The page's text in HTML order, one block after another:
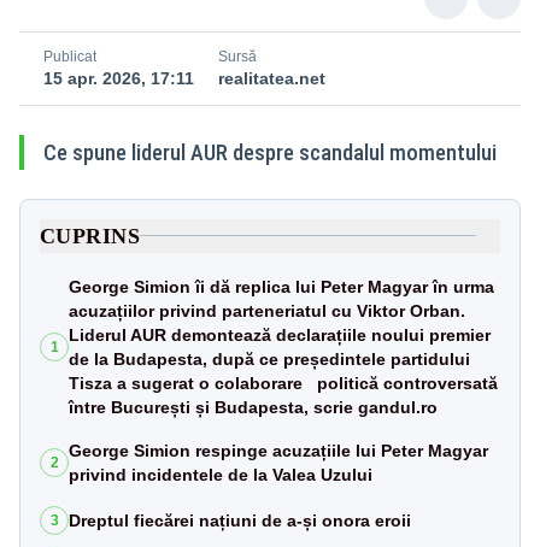
Publicat
15 apr. 2026, 17:11
Sursă
realitatea.net
Ce spune liderul AUR despre scandalul momentului
CUPRINS
1
George Simion îi dă replica lui Peter Magyar în urma
acuzațiilor privind parteneriatul cu Viktor Orban.
Liderul AUR demontează declarațiile noului premier
de la Budapesta, după ce președintele partidului
Tisza a sugerat o colaborare politică controversată
între București și Budapesta, scrie gandul.ro
2
George Simion respinge acuzațiile lui Peter Magyar
privind incidentele de la Valea Uzului
3 Dreptul fiecărei națiuni de a-și onora eroii